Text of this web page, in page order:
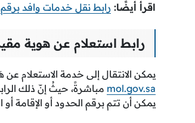
اقرأ أيضًا: رابط نقل خدمات وافد
رابط استعلام عن هوية
يمكن الانتقال إلى خدمة الاستعلام عن
mol.gov.sa مباشرةً، حيثُ إنّ ذلك
يمكن أن تتم برقم الحدود أو الإقامة أو